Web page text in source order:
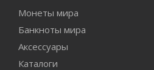
Монеты мира
Банкноты мира
Аксессуары
Каталоги